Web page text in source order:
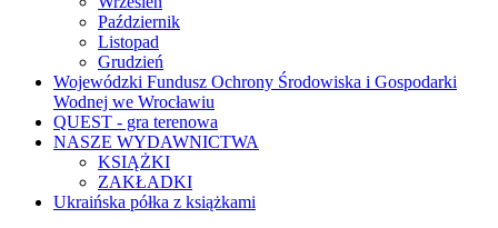
Październik
Listopad
Grudzień
Wojewódzki Fundusz Ochrony Środowiska i Gospodarki
Wodnej we Wrocławiu
QUEST - gra terenowa
NASZE WYDAWNICTWA
KSIĄŻKI
ZAKŁADKI
Ukraińska półka z książkami